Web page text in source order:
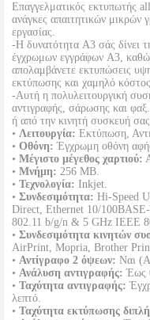
Eπαγγελματικός εκτυπωτής
ανάγκες απαιτητικών μικρών
εργασίας.
-Η δυνατότητα A3 σάς δίνει
έγχρωμων εγγράφων A3,
απολαμβάνετε εκτυπώσεις
εκτύπωσης και χαμηλό κόστος
-Αυτή η πολυλειτουργική
αντιγραφής, σάρωσης και
ή από την κινητή συσκευή
• Λειτουργία: Εκτύπωση,
• Οθόνη: Έγχρωμη οθόνη
• Μέγιστο μέγεθος χαρτιού:
• Μνήμη: 256 MB.
• Τεχνολογία: Inkjet.
• Συνδεσιμότητα: Hi-Speed
Direct, Ethernet 10/
802.11 b/g/n & 5 GHz IEEE
• Συνδεσιμότητα κινητών
AirPrint, Mopria, Brother
• Αντίγραφο 2 όψεων: Ναι
• Ανάλυση αντιγραφής: Έως
• Ταχύτητα αντιγραφής:
λεπτό.
• Ταχύτητα εκτύπωσης